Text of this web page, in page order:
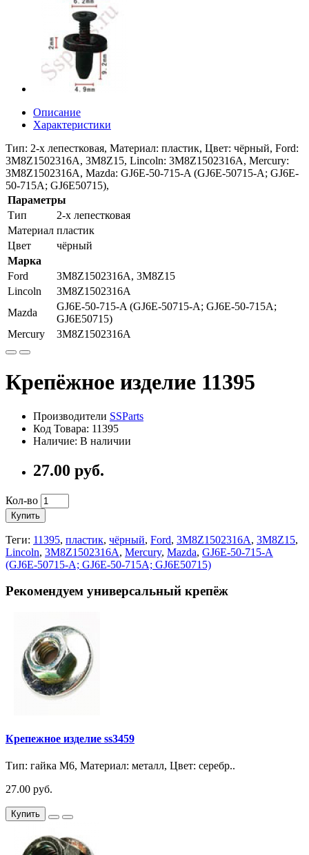
Описание
Характеристики
Тип: 2-х лепестковая, Материал: пластик, Цвет: чёрный, Ford:
3M8Z1502316A, 3M8Z15, Lincoln: 3M8Z1502316A, Mercury:
3M8Z1502316A, Mazda: GJ6E-50-715-A (GJ6E-50715-A; GJ6E-
50-715A; GJ6E50715),
Параметры
Тип
2-х лепестковая
Материал пластик
Цвет
чёрный
Марка
Ford
3M8Z1502316A, 3M8Z15
Lincoln
3M8Z1502316A
Mazda
GJ6E-50-715-A (GJ6E-50715-A; GJ6E-50-715A;
GJ6E50715)
Mercury
3M8Z1502316A
Крепёжное изделие 11395
Производители SSParts
Код Товара: 11395
Наличие: В наличии
27.00 руб.
Кол-во
Купить
Теги: 11395, пластик, чёрный, Ford, 3M8Z1502316A, 3M8Z15,
Lincoln, 3M8Z1502316A, Mercury, Mazda, GJ6E-50-715-A
(GJ6E-50715-A; GJ6E-50-715A; GJ6E50715)
Рекомендуем универсальный крепёж
Крепежное изделие ss3459
Тип: гайка М6, Материал: металл, Цвет: серебр..
27.00 руб.
Купить